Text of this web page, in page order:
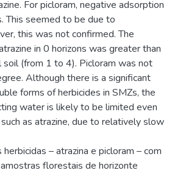
For picloram, negative adsorption
This seemed to be due to
this was not confirmed. The
in 0 horizons was greater than
(from 1 to 4). Picloram was not
Although there is a significant
forms of herbicides in SMZs, the
water is likely to be limited even
as atrazine, due to relatively slow
– atrazina e picloram – com
florestais de horizonte